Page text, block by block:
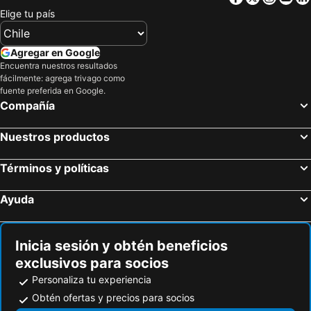
Barranquilla, Atlántico Hoteles
Montenegro, Quindío Hoteles
Elige tu país
Agregar en Google
Encuentra nuestros resultados
fácilmente: agrega trivago como
fuente preferida en Google.
Compañía
Nuestros productos
Términos y políticas
Ayuda
Inicia sesión y obtén beneficios
exclusivos para socios
Personaliza tu experiencia
Obtén ofertas y precios para socios